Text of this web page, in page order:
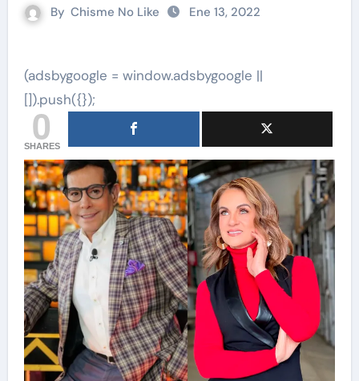
By Chisme No Like Ene 13, 2022
(adsbygoogle = window.adsbygoogle ||
[]).push({});
0
SHARES